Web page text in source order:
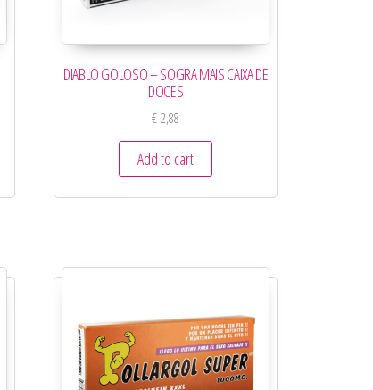
DIABLO GOLOSO – SOGRA MAIS CAIXA DE
DOCES
€2,88
Add to cart